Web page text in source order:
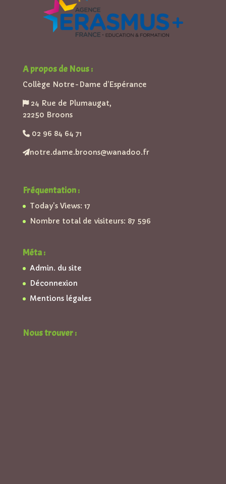
A propos de Nous :
Collège Notre-Dame d’Espérance
24 Rue de Plumaugat,
22250 Broons
02 96 84 64 71
notre.dame.broons@wanadoo.fr
Fréquentation :
Today's Views: 17
Nombre total de visiteurs: 87 596
Méta :
Admin. du site
Déconnexion
Mentions légales
Nous trouver :